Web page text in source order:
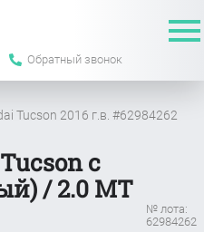
Обратный звонок
Tucson 2016 г.в. #62984262
с
/ 2.0 MT
№ лота:
62984262